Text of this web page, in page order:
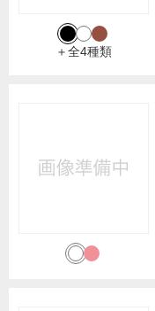
＋全4種類